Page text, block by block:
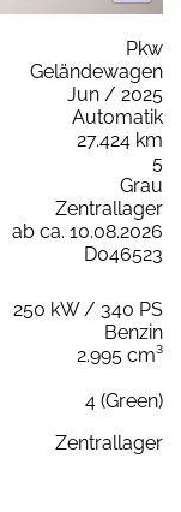
Pkw
Geländewagen
Jun / 2025
Automatik
27.424 km
5
Grau
Zentrallager
ab ca. 10.08.2026
D046523
250 kW / 340 PS
Benzin
2.995 cm³
4 (Green)
Zentrallager